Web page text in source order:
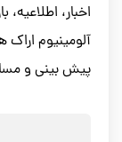
اخبار،
آلومینیوم
پیش بینی و